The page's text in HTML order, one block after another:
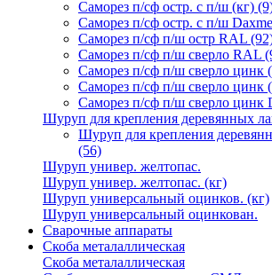
Саморез п/сф остр. с п/ш (кг)
Саморез п/сф остр. с п/ш
Саморез п/сф п/ш остр RAL
Саморез п/сф п/ш сверло RAL
Саморез п/сф п/ш сверло цинк
Саморез п/сф п/ш сверло цинк
Саморез п/сф п/ш сверло цинк
Шуруп для крепления деревянных
Шуруп для крепления
(56)
Шуруп универ. желтопас.
Шуруп универ. желтопас. (кг)
Шуруп универсальный оцинков. (кг)
Шуруп универсальный оцинкован.
Сварочные аппараты
Скоба металаллическая
Скоба металаллическая